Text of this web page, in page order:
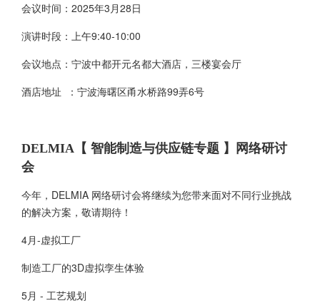
会议时间：2025年3月28日
演讲时段：上午9:40-10:00
会议地点：宁波中都开元名都大酒店，三楼宴会厅
酒店地址 ：宁波海曙区甬水桥路99弄6号
DELMIA【 智能制造与供应链专题 】网络研讨
会
今年，DELMIA 网络研讨会将继续为您带来面对不同行业挑战
的解决方案，敬请期待！
4月-虚拟工厂
制造工厂的3D虚拟孪生体验
5月 - 工艺规划